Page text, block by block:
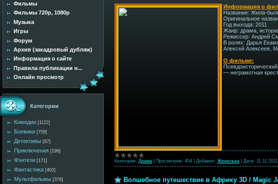
Фильмы
Фильмы 720p, 1080p
Музыка
Игры
Форум
Архив (закадровый дубляж)
Информация о сайте
Правила публикации н...
Онлайн просмотр
Категории
Комедии [1122]
Боевики [759]
Детективы [67]
Приключения [196]
Фэнтези [171]
Фантастика [402]
Мультфильмы [376]
Информация о
Название: Жила-
Оригинальное
Год выхода: 2011
Жанр: драма,
Режиссер: Андрей
В ролях: Дарья
Алексей Алексеев,
О фильме:
— неграмотная
Категория: Драма Просмотров: 454 Добавил: Женюлька Дата: 11.11.2011
Волшебное путешествие в Африку 3D / Magic